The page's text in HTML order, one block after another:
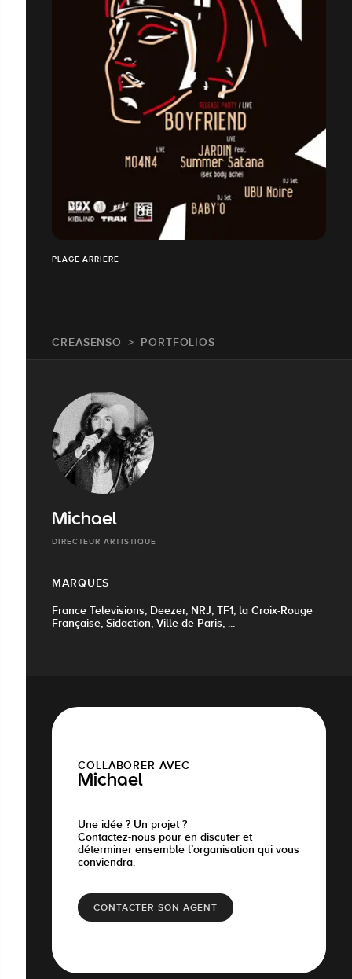
PLAGE ARRIÈRE
CREASENSO PORTFOLIOS
Michael
DIRECTEUR ARTISTIQUE
MARQUES
France Televisions, Deezer, NRJ, TF1, la Croix-Rouge
Française, Sidaction, Ville de Paris, ...
COLLABORER AVEC
Michael
Une idée ? Un projet ?
Contactez-nous pour en discuter et
déterminer ensemble l’organisation qui vous
conviendra.
CONTACTER SON AGENT